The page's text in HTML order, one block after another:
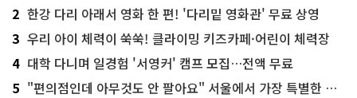
2 한강 다리 아래서 영화 한 편! '다리밑 영화관' 무료 상영
3 우리 아이 체력이 쑥쑥! 클라이밍 키즈카페·어린이 체력장
4 대학 다니며 일경험 '서영커' 캠프 모집…전액 무료
5 "편의점인데 아무것도 안 팔아요" 서울에서 가장 특별한 편의점의 정체